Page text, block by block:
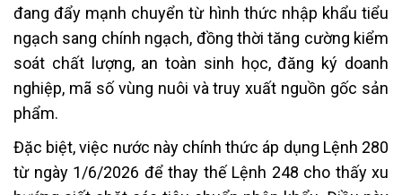
đang đẩy mạnh chuyển từ hình thức nhập khẩu tiểu
ngạch sang chính ngạch, đồng thời tăng cường kiểm
soát chất lượng, an toàn sinh học, đăng ký doanh
nghiệp, mã số vùng nuôi và truy xuất nguồn gốc sản
phẩm.
Đặc biệt, việc nước này chính thức áp dụng Lệnh 280
từ ngày 1/6/2026 để thay thế Lệnh 248 cho thấy xu